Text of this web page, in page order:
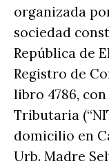
organizada por
sociedad
República de
Registro de
libro 4786,
Tributaria
domicilio en
Urb. Madre